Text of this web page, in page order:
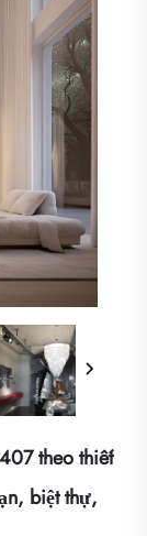
theo thiết
biệt thự,